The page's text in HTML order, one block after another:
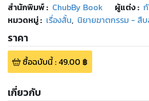
สำนักพิมพ์: ChubBy Book ผู้แต่ง :
หมวดหมู่: เรื่องสั้น, นิยายฆาตกรรม - สื
ราคา
ซื้อฉบับนี้: 49.00 ฿
เกี่ยวกับ